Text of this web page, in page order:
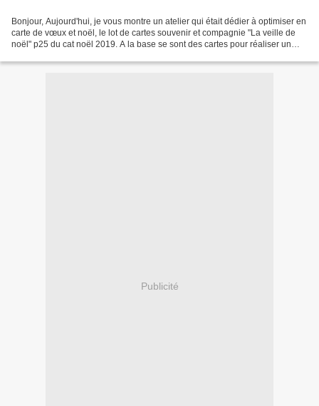
Bonjour, Aujourd'hui, je vous montre un atelier qui était dédier à optimiser en
carte de vœux et noël, le lot de cartes souvenir et compagnie "La veille de
noël" p25 du cat noël 2019. A la base se sont des cartes pour réaliser un
Publicité